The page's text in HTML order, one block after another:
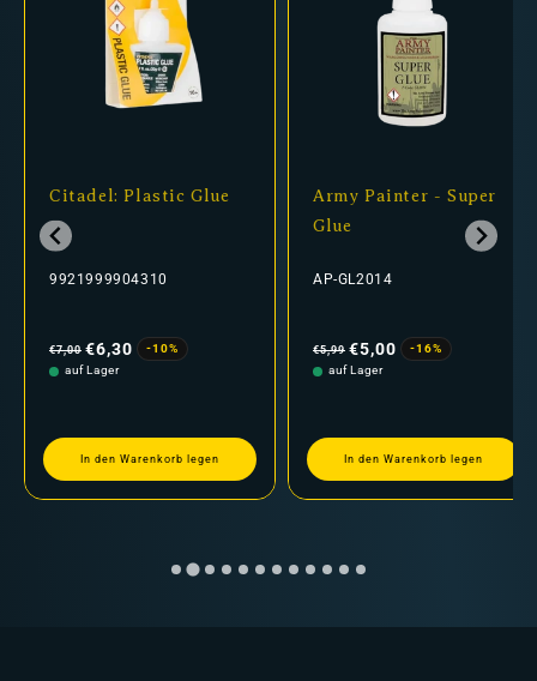
Citadel: Plastic Glue
9921999904310
Preis
€7,00 €6,30
-10%
auf Lager
In den Warenkorb legen
Army Painter - Super
Glue
AP-GL2014
Preis
€5,99 €5,00
-16%
auf Lager
In den Warenkorb legen